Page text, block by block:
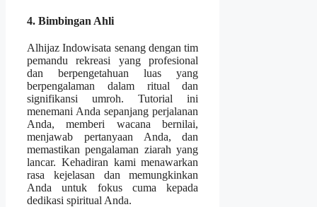
4. Bimbingan Ahli
Alhijaz Indowisata senang dengan tim
pemandu rekreasi yang profesional
dan berpengetahuan luas yang
berpengalaman dalam ritual dan
signifikansi umroh. Tutorial ini
menemani Anda sepanjang perjalanan
Anda, memberi wacana bernilai,
menjawab pertanyaan Anda, dan
memastikan pengalaman ziarah yang
lancar. Kehadiran kami menawarkan
rasa kejelasan dan memungkinkan
Anda untuk fokus cuma kepada
dedikasi spiritual Anda.